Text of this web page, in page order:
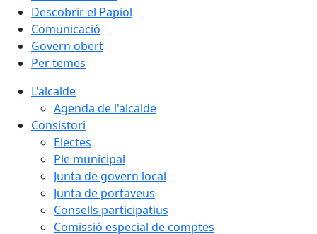
Descobrir el Papiol
Comunicació
Govern obert
Per temes
L'alcalde
Agenda de l'alcalde
Consistori
Electes
Ple municipal
Junta de govern local
Junta de portaveus
Consells participatius
Comissió especial de comptes